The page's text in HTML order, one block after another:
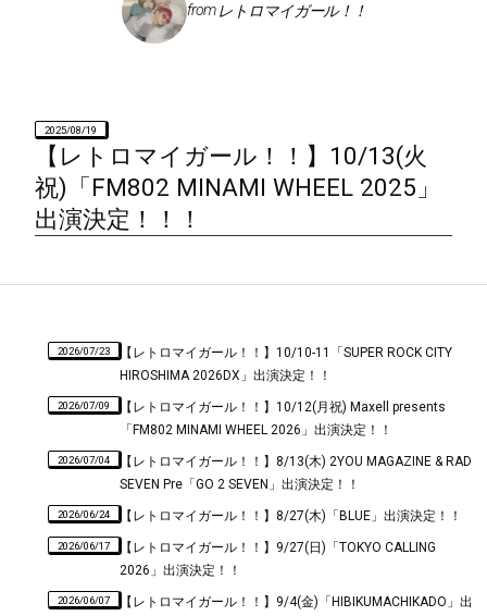
from レトロマイガール！！
2025/08/19
【レトロマイガール！！】10/13(火
祝)「FM802 MINAMI WHEEL 2025」
出演決定！！！
2026/07/23
【レトロマイガール！！】10/10-11「SUPER ROCK CITY
HIROSHIMA 2026DX」出演決定！！
2026/07/09
【レトロマイガール！！】10/12(月祝) Maxell presents
「FM802 MINAMI WHEEL 2026」出演決定！！
2026/07/04
【レトロマイガール！！】8/13(木) 2YOU MAGAZINE & RAD
SEVEN Pre「GO 2 SEVEN」出演決定！！
2026/06/24 【レトロマイガール！！】8/27(木)「BLUE」出演決定！！
2026/06/17
【レトロマイガール！！】9/27(日)「TOKYO CALLING
2026」出演決定！！
2026/06/07
【レトロマイガール！！】9/4(金)「HIBIKUMACHIKADO」出